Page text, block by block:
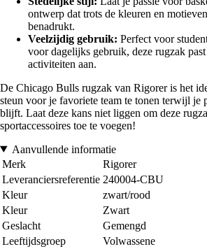
ontwerp dat trots de kleuren en
benadrukt.
Veelzijdig gebruik: Perfect voor
voor dagelijks gebruik, deze rugzak
activiteiten aan.
De Chicago Bulls rugzak van Rigorer is het
steun voor je favoriete team te tonen terwijl je
blijft. Laat deze kans niet liggen om deze
sportaccessoires toe te voegen!
Aanvullende informatie
Merk
Rigorer
Leveranciersreferentie 240004-CBU
Kleur
zwart/rood
Kleur
Zwart
Geslacht
Gemengd
Leeftijdsgroep
Volwassene